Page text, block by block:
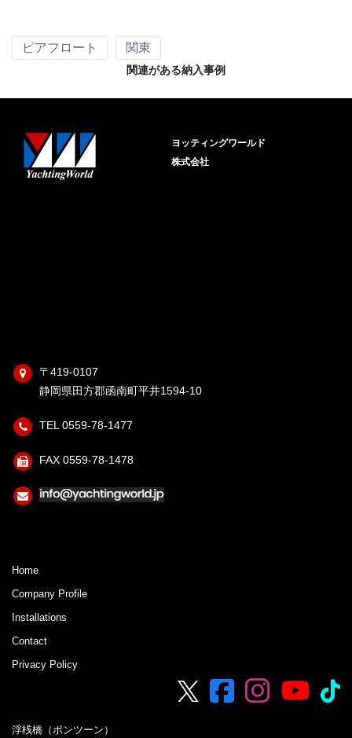
ピアフロート 関東
関連がある納入事例
ヨッティングワールド
株式会社
〒419-0107
静岡県田方郡函南町平井1594-10
TEL 0559-78-1477
FAX 0559-78-1478
Home
Company Profile
Installations
Contact
Privacy Policy
浮桟橋（ポンツーン）